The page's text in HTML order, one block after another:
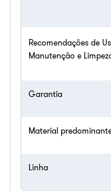
Recomendações de
Manutenção e
Garantia
Material
Linha